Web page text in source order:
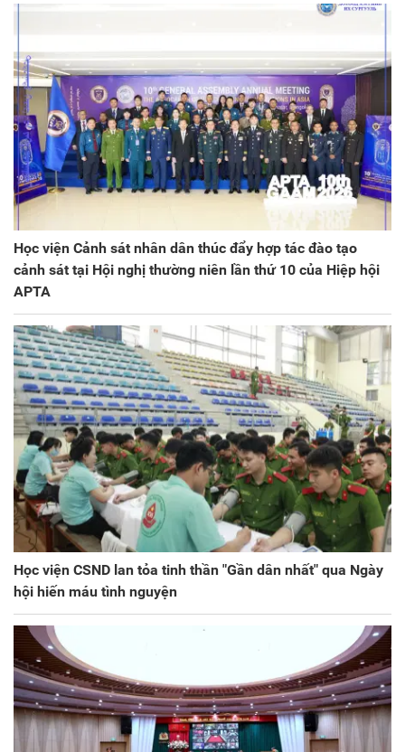
Học viện Cảnh sát nhân dân thúc đẩy hợp tác đào tạo
cảnh sát tại Hội nghị thường niên lần thứ 10 của Hiệp hội
APTA
Học viện CSND lan tỏa tinh thần "Gần dân nhất" qua Ngày
hội hiến máu tình nguyện